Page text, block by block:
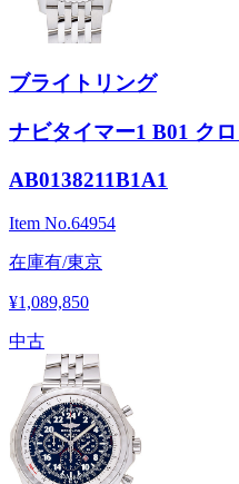
ブライトリング
ナビタイマー1 B01 ク
AB0138211B1A1
Item No.64954
在庫有/東京
¥1,089,850
中古